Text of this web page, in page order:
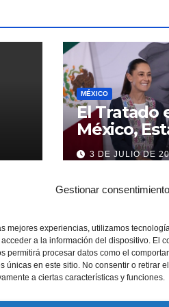
Gestionar consentimiento
mejores experiencias, utilizamos
a la información del dispositivo. El
permitirá procesar datos como el
únicas en este sitio. No consentir o retirar
a ciertas características y funciones.
MÉXICO
El Tratado
México,
Unidos y
MEC) se
hasta el
Presidenta
3 DE JULIO DE